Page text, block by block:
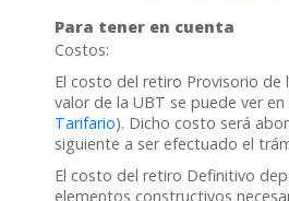
Para tener en cuenta
Costos:
El costo del retiro Provisorio de
valor de la UBT se puede ver
Tarifario). Dicho costo será
siguiente a ser efectuado el
El costo del retiro Definitivo
elementos constructivos